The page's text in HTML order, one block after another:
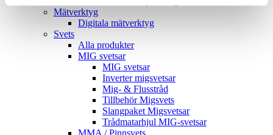
Mätverktyg
Digitala mätverktyg
Svets
Alla produkter
MIG svetsar
MIG svetsar
Inverter migsvetsar
Mig- & Flusstråd
Tillbehör Migsvets
Slangpaket Migsvetsar
Trådmatarhjul MIG-svetsar
MMA / Pinnsvets